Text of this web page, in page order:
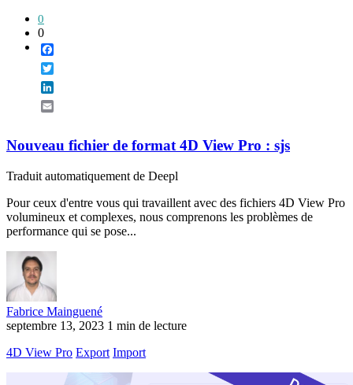
0
0
Nouveau fichier de format 4D View Pro : sjs
Traduit automatiquement de Deepl
Pour ceux d'entre vous qui travaillent avec des fichiers 4D View Pro
volumineux et complexes, nous comprenons les problèmes de
performance qui se pose...
Fabrice Mainguené
septembre 13, 2023 1 min de lecture
4D View Pro Export Import